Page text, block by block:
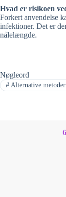
Hvad er risikoen
Forkert anvendelse
infektioner. Det er
nålelængde.
Nøgleord
#Alternative metoder